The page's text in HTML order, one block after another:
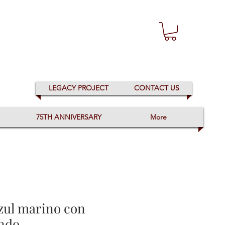
LEGACY PROJECT CONTACT US
75TH ANNIVERSARY More
marino con